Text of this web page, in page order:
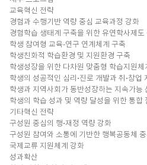
교육혁신 전략
경험과 수행기반 역량 중심 교육과정 강화
경험학습 생태계 구축을 위한 유연학사제도
학생 참여형 교육-연구 연계체계 구축
학생친화적 학습환경 및 지원환경 구축
학생성장을 위한 다차원 맞춤형 학습지원체
학생의 성공적인 심리⋅진로 개발과 취⋅창업
학생과 지역사회가 동반성장하는 지속가능
학생의 학습 성과 및 역량 달성을 위한 통합
기타혁신 전략
구성원 중심의 행⋅재정 역량 강화
구성원 참여와 소통에 기반한 행복공동체
국제교류 지원체계 강화
성과확산